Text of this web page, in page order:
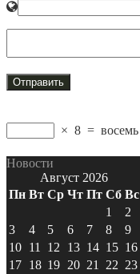
× 8 = восемь
Новости
Август 2026
Пн Вт Ср Чт Пт Сб Вс
1
2
3
4 5 6 7 8
9
10 11 12 13 14 15 16
17 18 19 20 21 22 23